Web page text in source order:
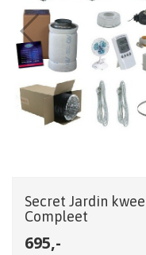
Secret Jardin
Compleet
695,-